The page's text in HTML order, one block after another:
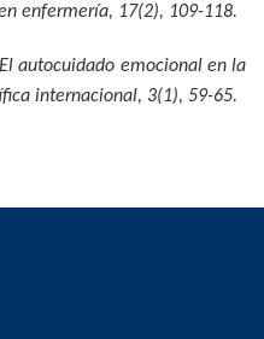
enfermería, 17(2), 109-118.
autocuidado emocional en la
internacional, 3(1), 59-65.